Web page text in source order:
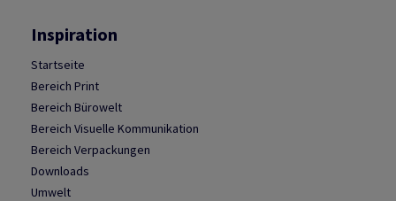
Inspiration
Startseite
Bereich Print
Bereich Bürowelt
Bereich Visuelle Kommunikation
Bereich Verpackungen
Downloads
Umwelt